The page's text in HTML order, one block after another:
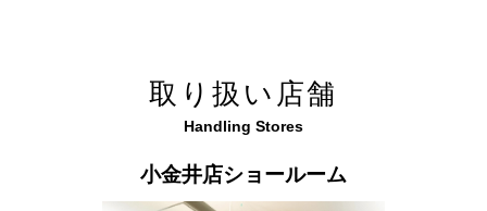
取り扱い店舗
Handling Stores
小金井店ショールーム